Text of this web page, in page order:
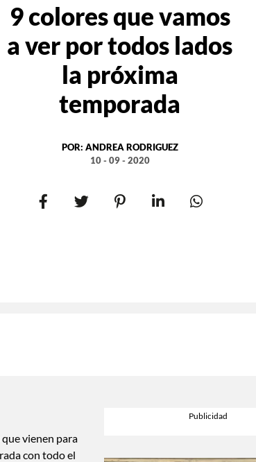
9 colores que vamos
a ver por todos lados
la próxima
temporada
POR: ANDREA RODRIGUEZ
10 - 09 - 2020
vienen para
con todo el